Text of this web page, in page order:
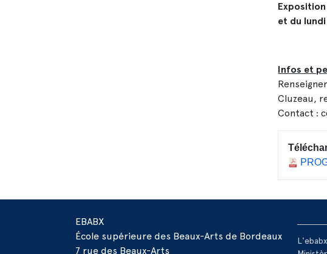
Exposition
et du
Infos et
Cluzeau,
Contact :
EBABX
École supérieure des Beaux-Arts de Bordeaux
7 rue des Beaux-Arts